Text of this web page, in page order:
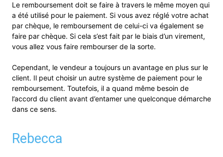
Le remboursement doit se faire à travers le même moyen qui
a été utilisé pour le paiement. Si vous avez réglé votre achat
par chèque, le remboursement de celui-ci va également se
faire par chèque. Si cela s’est fait par le biais d’un virement,
vous allez vous faire rembourser de la sorte.
Cependant, le vendeur a toujours un avantage en plus sur le
client. Il peut choisir un autre système de paiement pour le
remboursement. Toutefois, il a quand même besoin de
l’accord du client avant d’entamer une quelconque démarche
dans ce sens.
Rebecca